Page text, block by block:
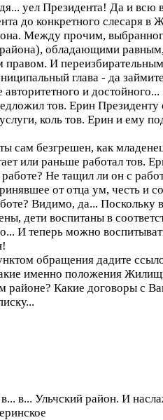
уел Президента! Да и всю
до конкретного слесаря
Между прочим,
обладающими
правом. И
глава - да
и достойного...
тов. Ерин Президенту
коль тов. Ерин и ему
сам безгрешен, как
или раньше работал тов.
Не тащил ли он с
от отца ум, честь и
Видимо, да... Поскольку
дети воспитаны в
И теперь можно
обращения дадите
именно положения
районе? Какие договоры с
в... Ульчский район. И